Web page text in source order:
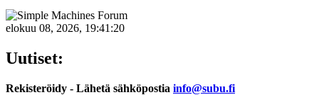
elokuu 08, 2026, 19:41:20
Uutiset:
Rekisteröidy - Lähetä sähköpostia info@subu.fi